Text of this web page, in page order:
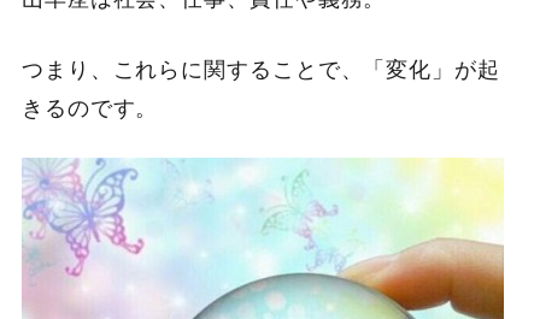
つまり、これらに関することで、「変化」が起
きるのです。